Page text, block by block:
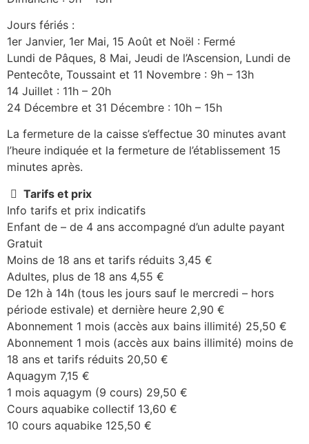
Jours fériés :
1er Janvier, 1er Mai, 15 Août et Noël : Fermé
Lundi de Pâques, 8 Mai, Jeudi de l’Ascension, Lundi de
Pentecôte, Toussaint et 11 Novembre : 9h – 13h
14 Juillet : 11h – 20h
24 Décembre et 31 Décembre : 10h – 15h
La fermeture de la caisse s’effectue 30 minutes avant
l’heure indiquée et la fermeture de l’établissement 15
minutes après.
Tarifs et prix
Info tarifs et prix indicatifs
Enfant de – de 4 ans accompagné d’un adulte payant
Gratuit
Moins de 18 ans et tarifs réduits 3,45 €
Adultes, plus de 18 ans 4,55 €
De 12h à 14h (tous les jours sauf le mercredi – hors
période estivale) et dernière heure 2,90 €
Abonnement 1 mois (accès aux bains illimité) 25,50 €
Abonnement 1 mois (accès aux bains illimité) moins de
18 ans et tarifs réduits 20,50 €
Aquagym 7,15 €
1 mois aquagym (9 cours) 29,50 €
Cours aquabike collectif 13,60 €
10 cours aquabike 125,50 €